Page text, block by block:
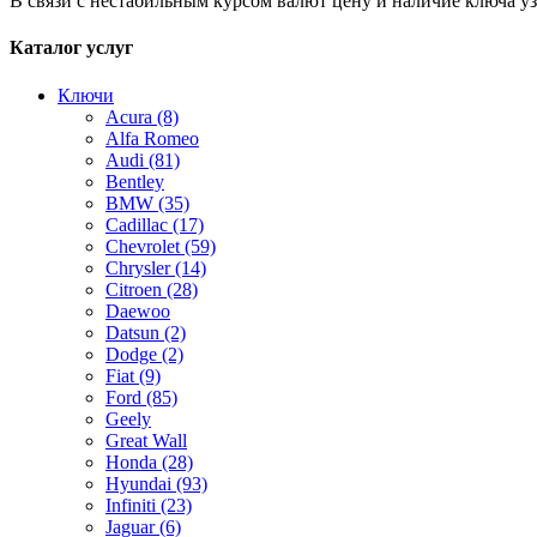
Каталог услуг
Ключи
Acura (8)
Alfa Romeo
Audi (81)
Bentley
BMW (35)
Cadillac (17)
Chevrolet (59)
Chrysler(14)
Citroen (28)
Daewoo
Datsun (2)
Dodge (2)
Fiat (9)
Ford (85)
Geely
Great Wall
Honda (28)
Hyundai (93)
Infiniti (23)
Jaguar(6)